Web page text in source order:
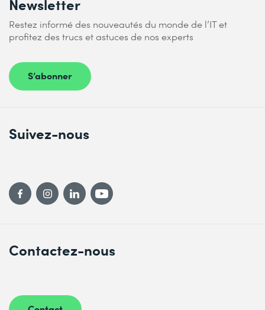
Restez informé des nouveautés du monde de l’IT et
profitez des trucs et astuces de nos experts
S’abonner
Contactez-nous
Suivez-nous